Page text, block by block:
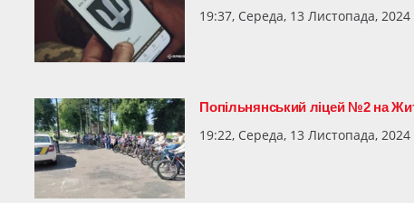
19:37, Середа, 13 Листопада, 2024
Попільнянський ліцей №2 на
19:22, Середа, 13 Листопада, 2024